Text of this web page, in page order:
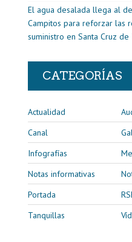
El agua desalada llega al
Campitos para reforzar las
suministro en Santa Cruz
CATEGORÍAS
Actualidad
Canal
Infografías
Notas informativas
Portada
Tanquillas